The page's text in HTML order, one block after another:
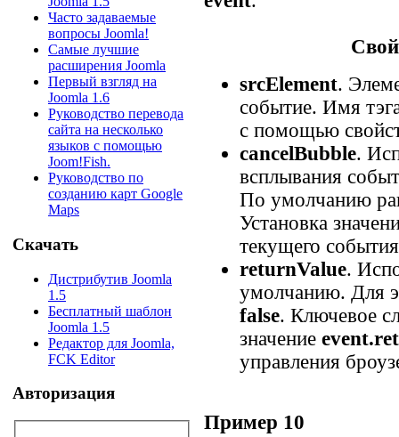
Часто задаваемые
вопросы Joomla!
Самые лучшие
расширения Joomla
Первый взгляд на
Joomla 1.6
Руководство перевода
сайта на несколько
языков с помощью
Joom!Fish.
Руководство по
созданию карт Google
Maps
Скачать
Дистрибутив Joomla
1.5
Бесплатный шаблон
Joomla 1.5
Редактор для Joomla,
FCK Editor
Авторизация
srcElement.
событие. Имя
с помощью
cancelBubble.
всплывания
По умолчанию
Установка
текущего
returnValue.
умолчанию. Для
false. Ключевое
значение
управления
Пример 10